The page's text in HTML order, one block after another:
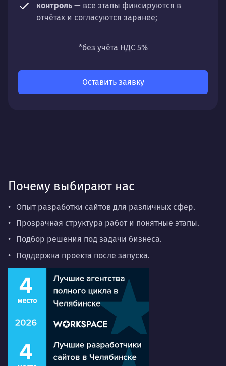
контроль — все этапы фиксируются в
отчётах и согласуются заранее;
направлений: стратегии, настройки,
*без учёта НДС 5%
Оставить заявку
Почему выбирают нас
Опыт разработки сайтов для различных сфер.
Прозрачная структура работ и понятные этапы.
Подбор решения под задачи бизнеса.
Поддержка проекта после запуска.